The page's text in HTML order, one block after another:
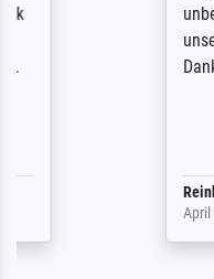
unbeschadet
unser letzter